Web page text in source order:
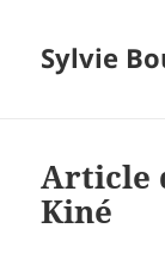
Sylvie
Article
Kiné